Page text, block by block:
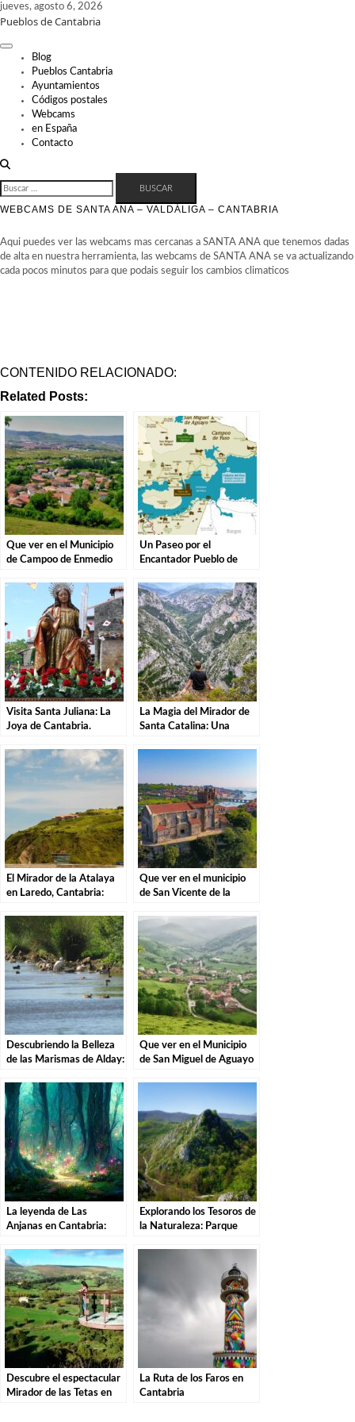
Skip
to
jueves, agosto 6, 2026
Pueblos de Cantabria
Blog
Pueblos Cantabria
Ayuntamientos
Códigos postales
Webcams
en España
Contacto
BUSCAR:
WEBCAMS DE SANTA ANA – VALDÁLIGA – CANTABRIA
Aqui puedes ver las webcams mas cercanas a SANTA ANA que tenemos dadas
de alta en nuestra herramienta, las webcams de SANTA ANA se va actualizando
cada pocos minutos para que podais seguir los cambios climaticos
CONTENIDO RELACIONADO:
Related Posts:
Que ver en el Municipio
de Campoo de Enmedio
Un Paseo por el
Encantador Pueblo de
Cantabria.
Visita Santa Juliana: La
Joya de Cantabria.
La Magia del Mirador de
Santa Catalina: Una
El Mirador de la Atalaya
en Laredo, Cantabria:
la Costa Cántabra
Que ver en el municipio
de San Vicente de la
Descubriendo la Belleza
de las Marismas de Alday:
Parque Natural
Que ver en el Municipio
de San Miguel de Aguayo
La leyenda de Las
Anjanas en Cantabria:
estas misteriosas
criaturas
Explorando los Tesoros de
la Naturaleza: Parque
Descubre el espectacular
Mirador de las Tetas en
La Ruta de los Faros en
Cantabria